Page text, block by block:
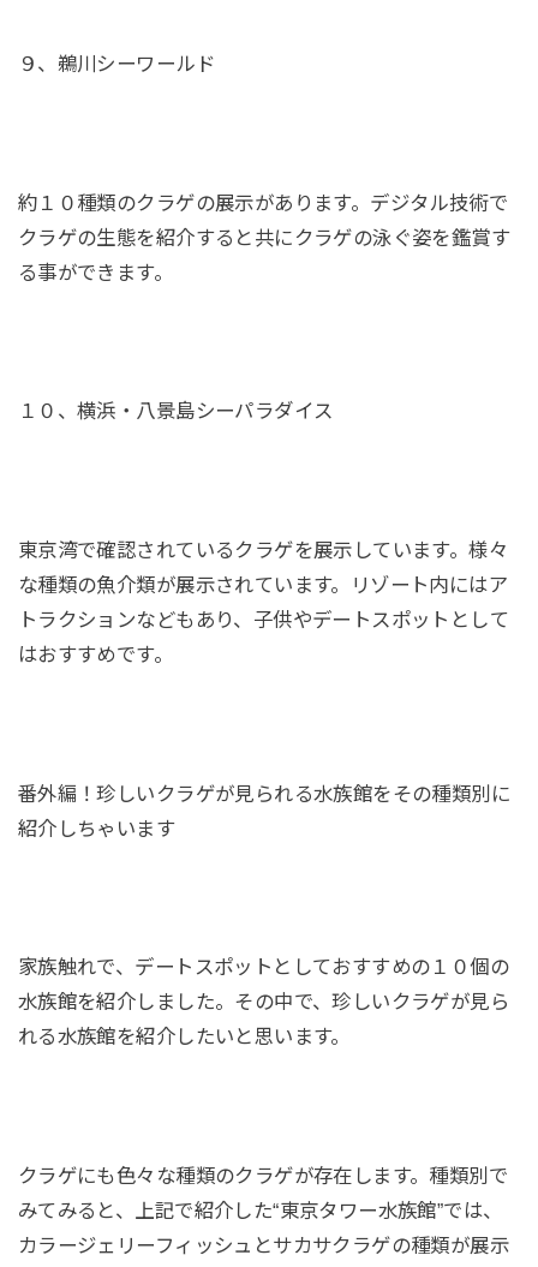
９、鵜川シーワールド
約１０種類のクラゲの展示があります。デジタル技術で
クラゲの生態を紹介すると共にクラゲの泳ぐ姿を鑑賞す
る事ができます。
１０、横浜・八景島シーパラダイス
東京湾で確認されているクラゲを展示しています。様々
な種類の魚介類が展示されています。リゾート内にはア
トラクションなどもあり、子供やデートスポットとして
はおすすめです。
番外編！珍しいクラゲが見られる水族館をその種類別に
紹介しちゃいます
家族触れで、デートスポットとしておすすめの１０個の
水族館を紹介しました。その中で、珍しいクラゲが見ら
れる水族館を紹介したいと思います。
クラゲにも色々な種類のクラゲが存在します。種類別で
みてみると、上記で紹介した“東京タワー水族館”では、
カラージェリーフィッシュとサカサクラゲの種類が展示